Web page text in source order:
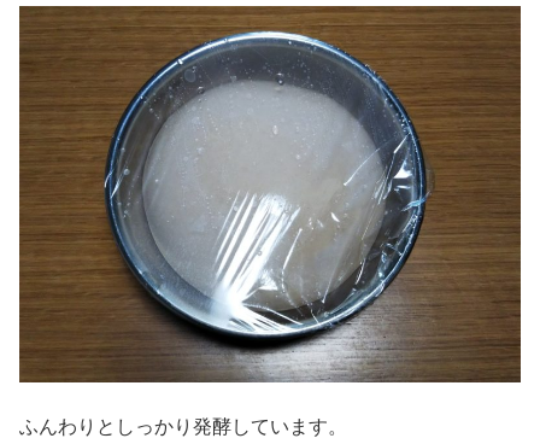
ふんわりとしっかり発酵しています。